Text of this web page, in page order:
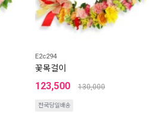
E2c294
꽃목걸이
123,500 130,000
전국당일배송